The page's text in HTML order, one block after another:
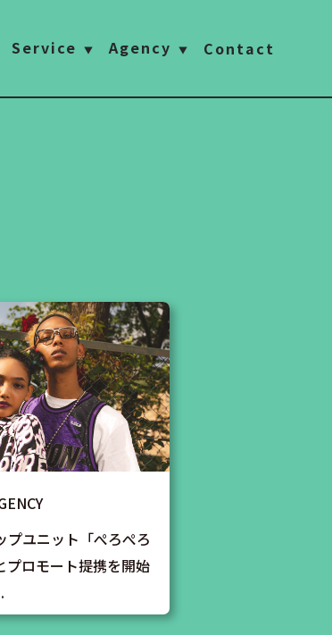
Service ▼ Agency ▼ Contact
プユニット「ぺろぺろ
プロモート提携を開始